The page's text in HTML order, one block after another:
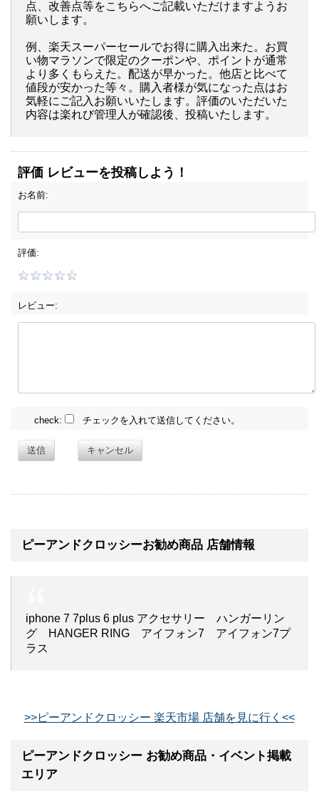
点、改善点等をこちらへご記載いただけますようお
願いします。
例、楽天スーパーセールでお得に購入出来た。お買
い物マラソンで限定のクーポンや、ポイントが通常
より多くもらえた。配送が早かった。他店と比べて
値段が安かった等々。購入者様が気になった点はお
気軽にご記入お願いいたします。評価のいただいた
内容は楽れび管理人が確認後、投稿いたします。
評価 レビューを投稿しよう！
お名前:
評価:
レビュー:
check: チェックを入れて送信してください。
送信 キャンセル
ピーアンドクロッシーお勧め商品 店舗情報
iphone 7 7plus 6 plus アクセサリー ハンガーリン
グ HANGER RING アイフォン7 アイフォン7プ
ラス
>>ピーアンドクロッシー 楽天市場 店舗を見に行く<<
ピーアンドクロッシー お勧め商品・イベント掲載
エリア